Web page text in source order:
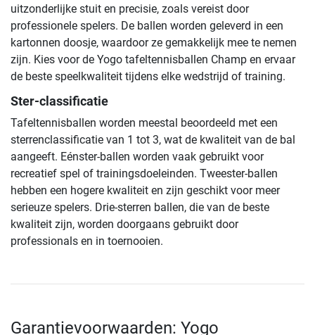
uitzonderlijke stuit en precisie, zoals vereist door
professionele spelers. De ballen worden geleverd in een
kartonnen doosje, waardoor ze gemakkelijk mee te nemen
zijn. Kies voor de Yogo tafeltennisballen Champ en ervaar
de beste speelkwaliteit tijdens elke wedstrijd of training.
Ster-classificatie
Tafeltennisballen worden meestal beoordeeld met een
sterrenclassificatie van 1 tot 3, wat de kwaliteit van de bal
aangeeft. Eénster-ballen worden vaak gebruikt voor
recreatief spel of trainingsdoeleinden. Tweester-ballen
hebben een hogere kwaliteit en zijn geschikt voor meer
serieuze spelers. Drie-sterren ballen, die van de beste
kwaliteit zijn, worden doorgaans gebruikt door
professionals en in toernooien.
Garantievoorwaarden: Yogo